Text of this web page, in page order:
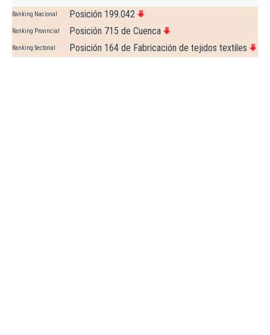
Ranking Nacional Posición 199.042
Ranking Provincial Posición 715 de Cuenca
Ranking Sectorial Posición 164 de Fabricación de tejidos textiles